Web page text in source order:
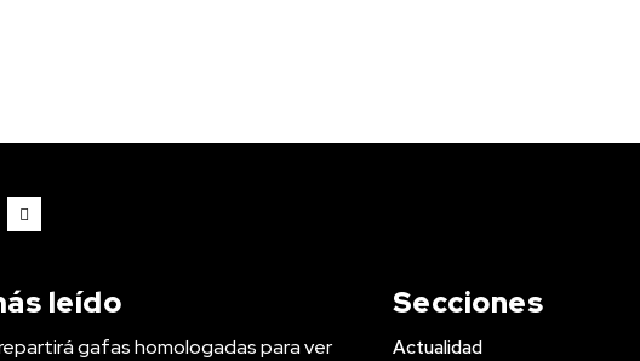
leído
gafas homologadas para ver
Secciones
Actualidad